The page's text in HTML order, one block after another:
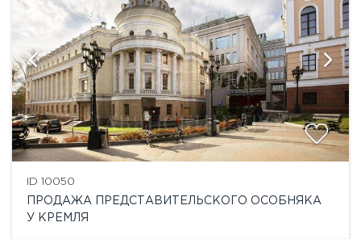
ID 10050
ПРОДАЖА ПРЕДСТАВИТЕЛЬСКОГО ОСОБНЯКА
У КРЕМЛЯ